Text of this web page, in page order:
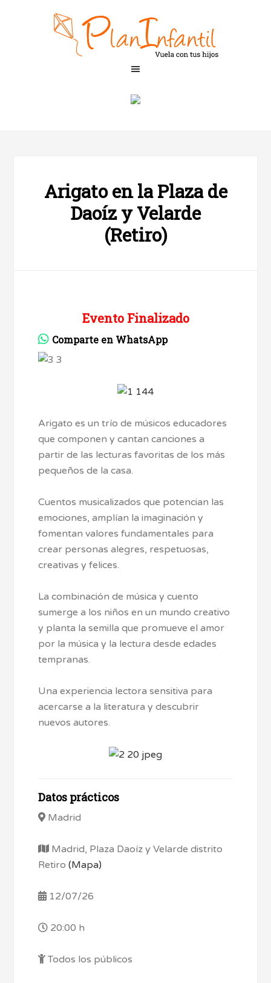
Arigato en la Plaza de
Daoíz y Velarde
(Retiro)
Evento Finalizado
Comparte en WhatsApp
Arigato es un trío de músicos educadores
que componen y cantan canciones a
partir de las lecturas favoritas de los más
pequeños de la casa.
Cuentos musicalizados que potencian las
emociones, amplían la imaginación y
fomentan valores fundamentales para
crear personas alegres, respetuosas,
creativas y felices.
La combinación de música y cuento
sumerge a los niños en un mundo creativo
y planta la semilla que promueve el amor
por la música y la lectura desde edades
tempranas.
Una experiencia lectora sensitiva para
acercarse a la literatura y descubrir
nuevos autores.
Datos prácticos
Madrid
Madrid, Plaza Daoíz y Velarde distrito
Retiro(Mapa)
12/07/26
20:00 h
Todos los públicos